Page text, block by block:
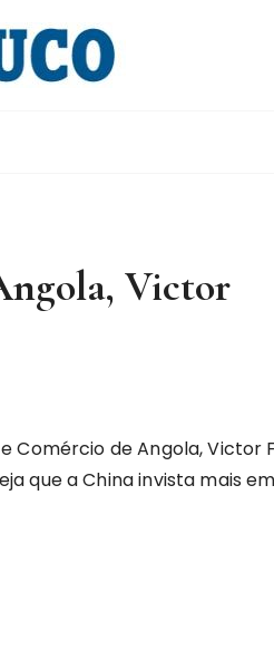
Victor
Comércio de Angola, Victor
que a China invista mais